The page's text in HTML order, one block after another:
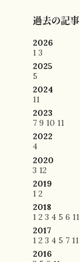
過去の記事
2026
1 3
2025
5
2024
11
2023
7 9 10 11
2022
4
2020
3 12
2019
1 2
2018
1 2 3 4 5 6 11
2017
1 2 3 4 5 7 11
2016